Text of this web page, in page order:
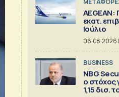
εκατ.
Ιούλιο
06.08.2026 |
BUSINESS
NBG
ο στόχος
1,15 δισ.